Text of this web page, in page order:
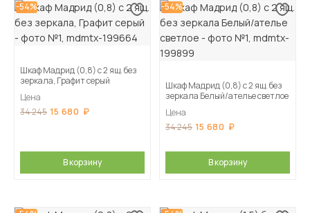
-54%
Шкаф Мадрид (0,8) с 2 ящ. без
зеркала, Графит серый
Цена
34 245 15 680
В корзину
-54%
Шкаф Мадрид (0,8) с 2 ящ. без
зеркала Белый/ателье светлое
Цена
34 245 15 680
В корзину